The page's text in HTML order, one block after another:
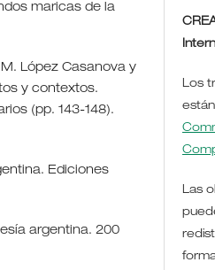
maricas de la
López Casanova y
y contextos.
(pp. 143-148).
Ediciones
argentina. 200
Los
Las